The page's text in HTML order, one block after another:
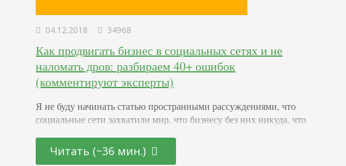
04.12.2018 34968
Как продвигать бизнес в социальных сетях и не
наломать дров: разбираем 40+ ошибок
(комментируют эксперты)
Я не буду начинать статью пространными рассуждениями, что
социальные сети захватили мир, что бизнесу без них никуда, что
SMMщика излишне романтизированной. Вчерашние выпускники
журфаков сегодня ищут вакансии в модных, даже бутиковых,
Читать (~36 мин.)